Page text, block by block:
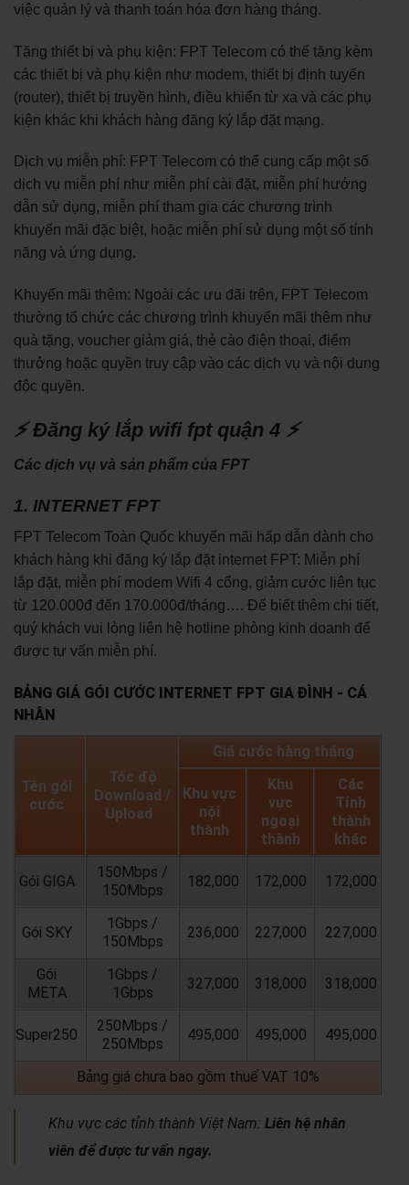
việc quản lý và thanh toán hóa đơn hàng tháng.
Tặng thiết bị và phụ kiện: FPT Telecom có thể tặng kèm
các thiết bị và phụ kiện như modem, thiết bị định tuyến
(router), thiết bị truyền hình, điều khiển từ xa và các phụ
kiện khác khi khách hàng đăng ký lắp đặt mạng.
Dịch vụ miễn phí: FPT Telecom có thể cung cấp một số
dịch vụ miễn phí như miễn phí cài đặt, miễn phí hướng
dẫn sử dụng, miễn phí tham gia các chương trình
khuyến mãi đặc biệt, hoặc miễn phí sử dụng một số tính
năng và ứng dụng.
Khuyến mãi thêm: Ngoài các ưu đãi trên, FPT Telecom
thường tổ chức các chương trình khuyến mãi thêm như
quà tặng, voucher giảm giá, thẻ cào điện thoại, điểm
thưởng hoặc quyền truy cập vào các dịch vụ và nội dung
độc quyền.
⚡ Đăng ký lắp wifi fpt quận 4 ⚡
Các dịch vụ và sản phẩm của FPT
1. INTERNET FPT
FPT Telecom Toàn Quốc khuyến mãi hấp dẫn dành cho
khách hàng khi đăng ký lắp đặt internet FPT: Miễn phí
lắp đặt, miễn phí modem Wifi 4 cổng, giảm cước liên tục
từ 120.000đ đến 170.000đ/tháng…. Để biết thêm chi tiết,
quý khách vui lòng liên hệ hotline phòng kinh doanh để
được tư vấn miễn phí.
BẢNG GIÁ GÓI CƯỚC INTERNET FPT GIA ĐÌNH - CÁ
NHÂN
Tên gói
cước
Tốc độ
Download /
Upload
Giá cước hàng tháng
Khu vực
nội
thành
Khu
vực
ngoại
thành
Các
Tỉnh
thành
khác
Gói GIGA
150Mbps /
150Mbps
182,000 172,000 172,000
Gói SKY
1Gbps /
150Mbps
236,000 227,000 227,000
Gói
META
1Gbps /
1Gbps
327,000 318,000 318,000
Super250
250Mbps /
250Mbps
495,000 495,000 495,000
Bảng giá chưa bao gồm thuế VAT 10%
Khu vực các tỉnh thành Việt Nam: Liên hệ nhân
viên để được tư vấn ngay.